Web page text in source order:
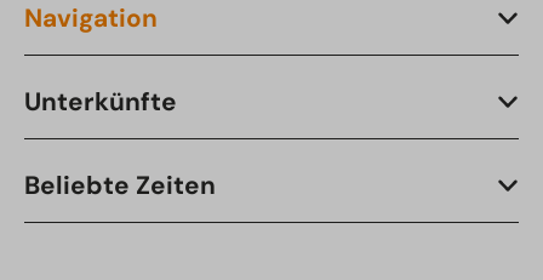
Navigation
Unterkünfte
Beliebte Zeiten